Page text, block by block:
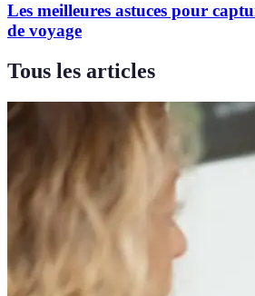
Les meilleures astuces pour
de voyage
Tous les articles